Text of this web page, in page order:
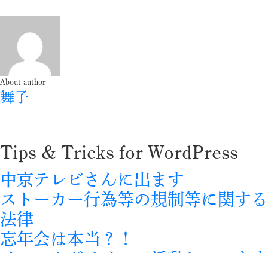
About author
舞子
Tips & Tricks for WordPress
中京テレビさんに出ます
ストーカー行為等の規制等に関する
法律
忘年会は本当？！